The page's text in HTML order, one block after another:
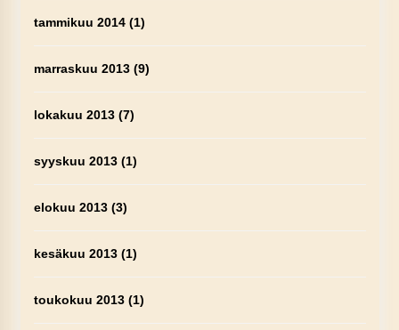
tammikuu 2014(1)
marraskuu 2013(9)
lokakuu 2013(7)
syyskuu 2013(1)
elokuu 2013(3)
kesäkuu 2013(1)
toukokuu 2013(1)